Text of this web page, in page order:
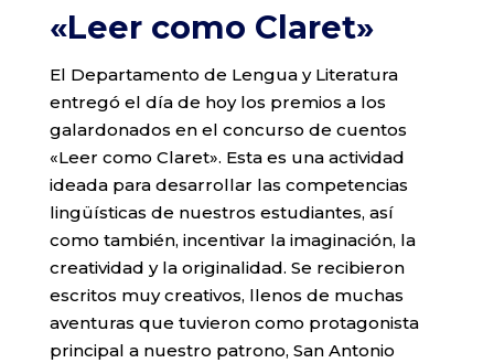
«Leer como Claret»
El Departamento de Lengua y Literatura
entregó el día de hoy los premios a los
galardonados en el concurso de cuentos
«Leer como Claret». Esta es una actividad
ideada para desarrollar las competencias
lingüísticas de nuestros estudiantes, así
como también, incentivar la imaginación, la
creatividad y la originalidad. Se recibieron
escritos muy creativos, llenos de muchas
aventuras que tuvieron como protagonista
principal a nuestro patrono, San Antonio